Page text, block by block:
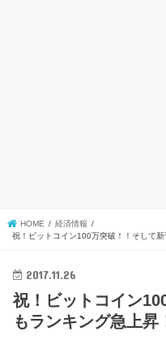
HOME
経済情報
祝！ビットコイン100万突破！！そして新
2017.11.26
祝！ビットコイン
もランキング急上昇